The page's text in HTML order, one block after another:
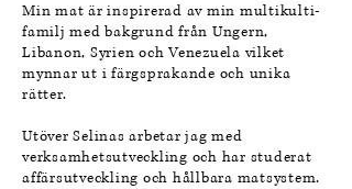
Min mat är inspirerad av min multikulti-
familj med bakgrund från Ungern,
Libanon, Syrien och Venezuela vilket
mynnar ut i färgsprakande och unika
rätter.
Utöver Selinas arbetar jag med
verksamhetsutveckling och har studerat
affärsutveckling och hållbara matsystem.